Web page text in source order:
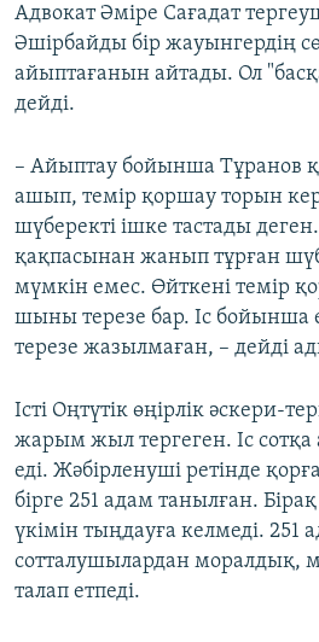
Адвокат Әміре Сағадат
Әшірбайды бір жауынгердің
айыптағанын айтады. Ол
дейді.
– Айыптау бойынша Тұранов
ашып, темір қоршау торын
шүберекті ішке тастады
қақпасынан жанып тұрған
мүмкін емес. Өйткені темір
шыны терезе бар. Іс бойынша
терезе жазылмаған, – дейді
Істі Оңтүтік өңірлік әскери-
жарым жыл тергеген. Іс
еді. Жәбірленуші ретінде
бірге 251 адам танылған.
үкімін тыңдауға келмеді. 251
сотталушылардан моралдық,
талап етпеді.